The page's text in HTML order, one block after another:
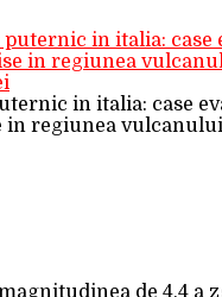
in italia: case
in regiunea
de 4,4 a